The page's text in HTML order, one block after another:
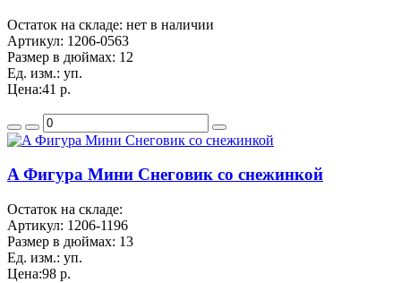
Остаток на складе: нет в наличии
Артикул: 1206-0563
Размер в дюймах: 12
Ед. изм.: уп.
Цена:41 р.
A Фигура Мини Снеговик со снежинкой
Остаток на складе:
Артикул: 1206-1196
Размер в дюймах: 13
Ед. изм.: уп.
Цена:98 р.